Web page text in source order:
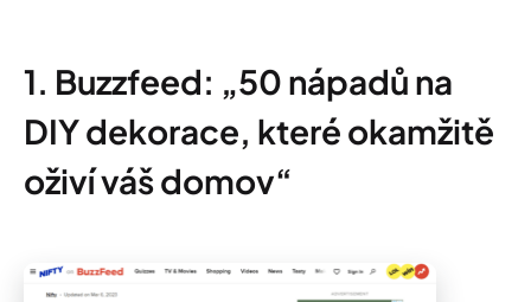
1. Buzzfeed: „50 nápadů na
DIY dekorace, které okamžitě
oživí váš domov“